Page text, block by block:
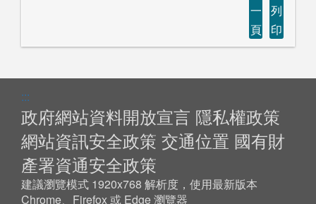
一
頁
列
印
:::
政府網站資料開放宣言 隱私權政策
網站資訊安全政策 交通位置 國有財
產署資通安全政策
建議瀏覽模式 1920x768 解析度，使用最新版本
Chrome、Firefox 或 Edge 瀏覽器